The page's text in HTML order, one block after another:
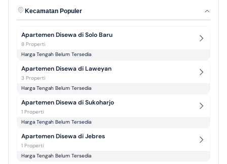
Kecamatan Populer
Apartemen Disewa di Solo Baru
8 Properti
Harga Tengah Belum Tersedia
Apartemen Disewa di Laweyan
3 Properti
Harga Tengah Belum Tersedia
Apartemen Disewa di Sukoharjo
1 Properti
Harga Tengah Belum Tersedia
Apartemen Disewa di Jebres
1 Properti
Harga Tengah Belum Tersedia